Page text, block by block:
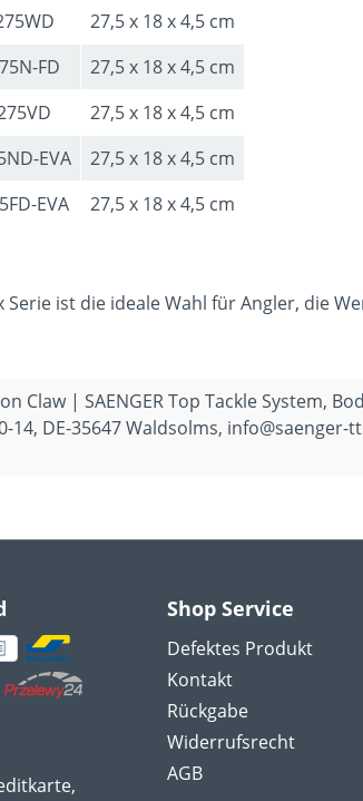
27,5 x 18 x 4,5 cm
FD
27,5 x 18 x 4,5 cm
27,5 x 18 x 4,5 cm
EVA
27,5 x 18 x 4,5 cm
EVA 27,5 x 18 x 4,5 cm
Serie ist die ideale Wahl für Angler, die
Claw | SAENGER Top Tackle System,
14, DE-35647 Waldsolms, info@saenger-
Shop Service
Defektes Produkt
Kontakt
Rückgabe
Widerrufsrecht
AGB